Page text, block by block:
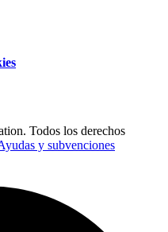
Todos los derechos
y subvenciones